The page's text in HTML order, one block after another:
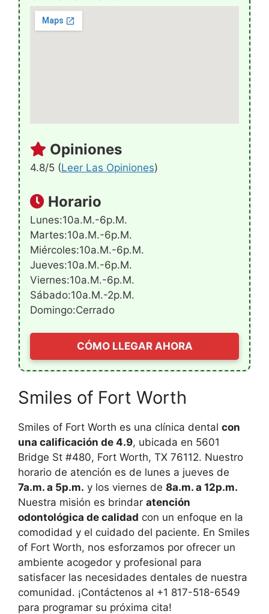
Opiniones
4.8/5 (Leer Las Opiniones)
Horario
Lunes:10a.m.-6p.m.
Martes:10a.m.-6p.m.
Miércoles:10a.m.-6p.m.
Jueves:10a.m.-6p.m.
Viernes:10a.m.-6p.m.
Sábado:10a.m.-2p.m.
Domingo:Cerrado
CÓMO LLEGAR AHORA
Smiles of Fort Worth
Smiles of Fort Worth es una clínica dental con
una calificación de 4.9, ubicada en 5601
Bridge St #480, Fort Worth, TX 76112. Nuestro
horario de atención es de lunes a jueves de
7a.m. a 5p.m. y los viernes de 8a.m. a 12p.m.
Nuestra misión es brindar atención
odontológica de calidad con un enfoque en la
comodidad y el cuidado del paciente. En Smiles
of Fort Worth, nos esforzamos por ofrecer un
ambiente acogedor y profesional para
satisfacer las necesidades dentales de nuestra
comunidad. ¡Contáctenos al +1 817-518-6549
para programar su próxima cita!